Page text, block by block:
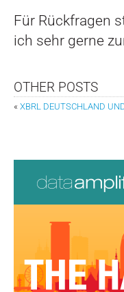
Für Rückfragen
ich sehr gerne
OTHER POSTS
« XBRL DEUTSCHLAND